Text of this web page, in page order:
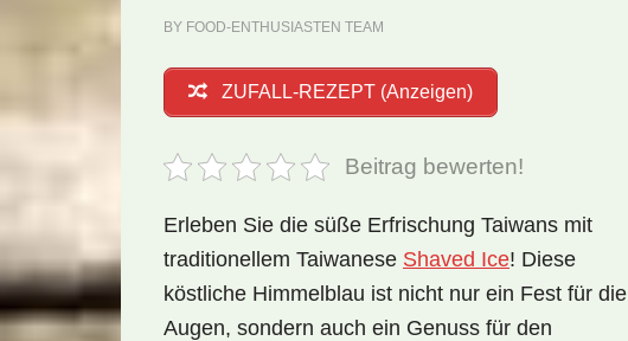
BY FOOD-ENTHUSIASTEN TEAM
ZUFALL-REZEPT (Anzeigen)
Beitrag bewerten!
Erleben Sie die süße Erfrischung Taiwans mit
traditionellem Taiwanese Shaved Ice! Diese
köstliche Himmelblau ist nicht nur ein Fest für die
Augen, sondern auch ein Genuss für den